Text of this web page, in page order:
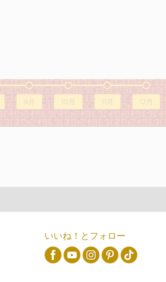
9月 10月 11月 12月
いいね！とフォロー